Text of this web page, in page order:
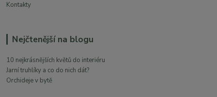
Kontakty
Nejčtenější na blogu
10 nejkrásnějších květů do interiéru
Jarní truhlíky a co do nich dát?
Orchideje v bytě